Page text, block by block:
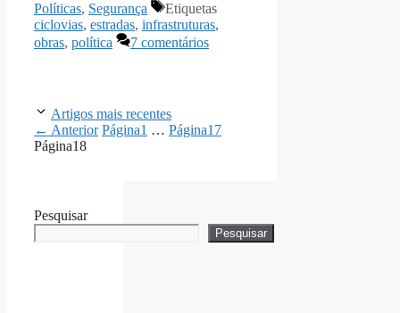
Políticas, Segurança
Etiquetas
ciclovias, estradas, infrastruturas,
obras, política 7 comentários
Artigos mais recentes
← Anterior Página1 … Página17
Página18
Pesquisar
Pesquisar